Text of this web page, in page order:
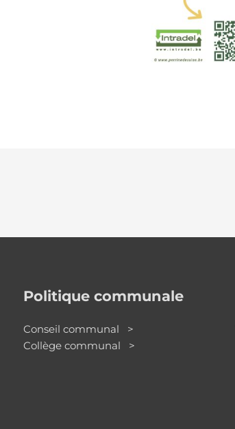
Politique communale
Conseil communal >
Collège communal >